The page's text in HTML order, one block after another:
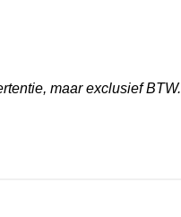
maar exclusief BTW.